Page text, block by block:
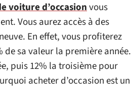
voiture d’occasionvous
Vous aurez accès à des
En effet, vous profiterez
de sa valeur la première année.
puis 12% la troisième pour
acheter d’occasion est un